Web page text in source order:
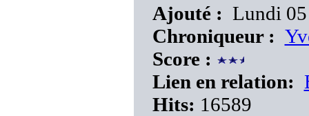
Ajouté : Lundi
Chroniqueur :
Score :
Lien en relation:
Hits: 16589